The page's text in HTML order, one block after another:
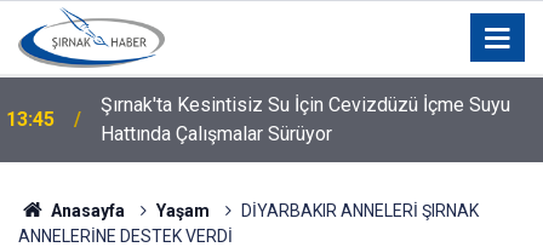
13:45
Şırnak'ta Kesintisiz Su İçin Cevizdüzü İçme Suyu
Hattında Çalışmalar Sürüyor
Anasayfa Yaşam
DİYARBAKIR ANNELERİ ŞIRNAK
ANNELERİNE DESTEK VERDİ